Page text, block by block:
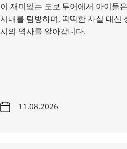
이 재미있는 도보 투어에서 아이들
시내를 탐방하며, 딱딱한 사실 대신
시의 역사를 알아갑니다.
11.08.2026